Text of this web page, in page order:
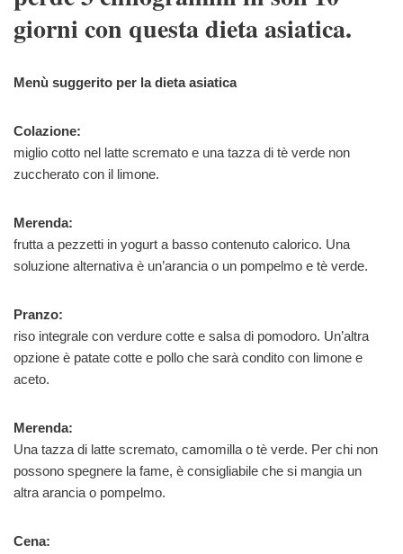
giorni con questa dieta asiatica.
Menù suggerito per la dieta asiatica
Colazione:
miglio cotto nel latte scremato e una tazza di tè verde non
zuccherato con il limone.
Merenda:
frutta a pezzetti in yogurt a basso contenuto calorico. Una
soluzione alternativa è un’arancia o un pompelmo e tè verde.
Pranzo:
riso integrale con verdure cotte e salsa di pomodoro. Un’altra
opzione è patate cotte e pollo che sarà condito con limone e
aceto.
Merenda:
Una tazza di latte scremato, camomilla o tè verde. Per chi non
possono spegnere la fame, è consigliabile che si mangia un
altra arancia o pompelmo.
Cena: